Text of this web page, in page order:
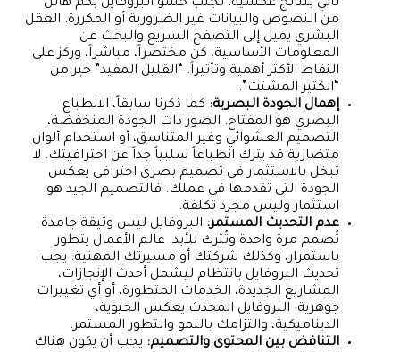
تأتي بنتائج عكسية. تجنب حشو البروفايل بكم هائل
من النصوص والبيانات غير الضرورية أو المكررة. العقل
البشري يميل إلى التصفح السريع والبحث عن
المعلومات الأساسية. كن مختصراً، مباشراً، وركز على
النقاط الأكثر أهمية وتأثيراً. “القليل المفيد” خير من
“الكثير المشتت”.
إهمال الجودة البصرية: كما ذكرنا سابقاً، الانطباع
البصري هو المفتاح. الصور ذات الجودة المنخفضة،
التصميم العشوائي وغير المتناسق، أو استخدام ألوان
متضاربة قد يترك انطباعاً سلبياً جداً عن احترافيتك. لا
تبخل بالاستثمار في تصميم بصري احترافي يعكس
الجودة التي تقدمها في عملك. فالتصميم الجيد هو
استثمار وليس مجرد تكلفة.
عدم التحديث المستمر: البروفايل ليس وثيقة جامدة
تُصمم مرة واحدة وتُترك للأبد. عالم الأعمال يتطور
باستمرار، وكذلك شركتك أو مسيرتك المهنية. يجب
تحديث البروفايل بانتظام ليشمل أحدث الإنجازات،
المشاريع الجديدة، الخدمات المتطورة، أو أي تغييرات
جوهرية. البروفايل المحدث يعكس الحيوية،
الديناميكية، والتزامك بالنمو والتطور المستمر.
التناقض بين المحتوى والتصميم: يجب أن يكون هناك